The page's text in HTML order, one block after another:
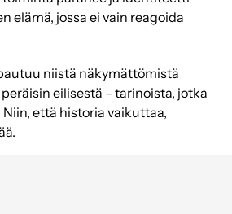
elämä, jossa ei vain reagoida
niistä näkymättömistä
eilisestä – tarinoista, jotka
Niin, että historia vaikuttaa,